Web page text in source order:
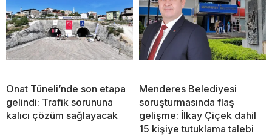
Onat Tüneli’nde son etapa
gelindi: Trafik sorununa
kalıcı çözüm sağlayacak
Menderes Belediyesi
soruşturmasında flaş
gelişme: İlkay Çiçek dahil
15 kişiye tutuklama talebi